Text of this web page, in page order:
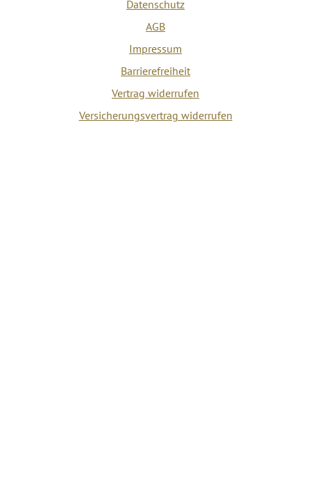
Datenschutz
AGB
Impressum
Barrierefreiheit
Vertrag widerrufen
Versicherungsvertrag widerrufen